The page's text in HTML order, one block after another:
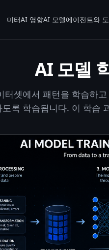
미터AI 영향AI 모델에이전트와
AI 모델
터셋에서 패턴을 학습하
록 학습됩니다. 이 학습